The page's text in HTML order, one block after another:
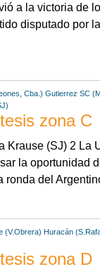
a la victoria de
disputado por
Cba.) Gutierrez SC
zona C
Krause (SJ) 2 La
la oportunidad
del
(V.Obrera) Huracán
zona D